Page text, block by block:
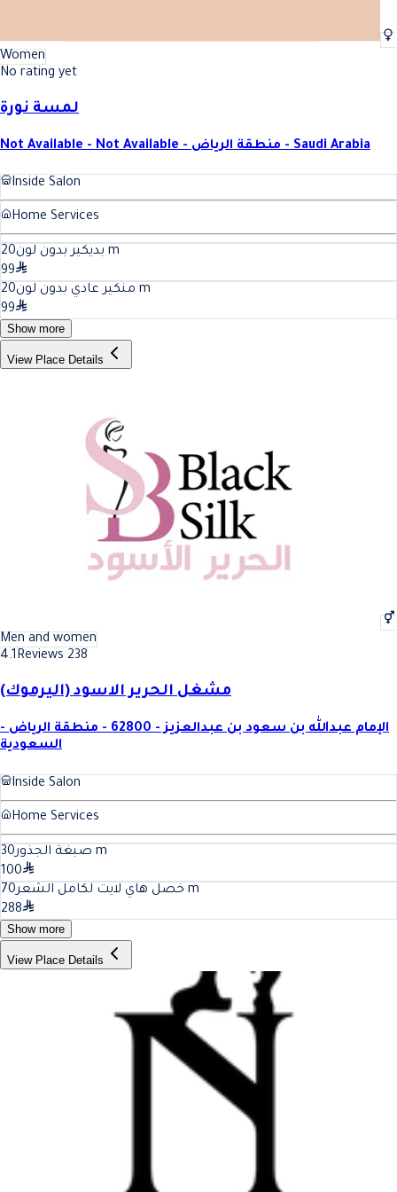
Women
No rating yet
لمسة نورة
Not Available - Not Available - منطقة الرياض - Saudi Arabia
Inside Salon
Home Services
بديكير بدون لون20
m
99
منكير عادي بدون لون20
m
99
Show more
View Place Details
Men and women
4.1Reviews 238
مشغل الحرير الاسود (اليرموك)
الإمام عبدالله بن سعود بن عبدالعزيز - 62800 - منطقة الرياض -
السعودية
Inside Salon
Home Services
صبغة الجذور30
m
100
خصل هاي لايت لكامل الشعر70
m
288
Show more
View Place Details